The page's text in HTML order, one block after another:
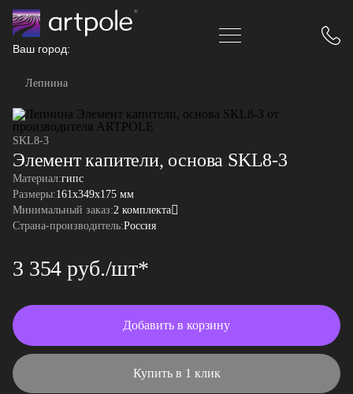
Ваш город:
Лепнина
SKL8-3
Элемент капители, основа SKL8-3
Материал:гипс
Размеры:161x349x175 мм
Минимальный заказ:2 комплекта
Страна-производитель:Россия
3 354 руб./шт*
Добавить в корзину
Купить в 1 клик